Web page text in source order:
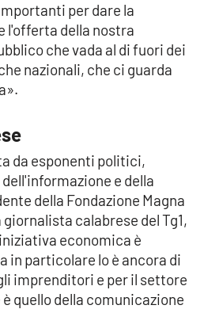
per dare la
l'offerta della nostra
che vada al di fuori dei
nazionali, che ci guarda
da esponenti politici,
e della
della Fondazione Magna
giornalista calabrese del Tg1,
economica è
in particolare lo è ancora di
imprenditori e per il settore
quello della comunicazione